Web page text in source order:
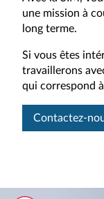
une mission à
long terme.
Si vous êtes
travaillerons
qui correspond
Contactez-